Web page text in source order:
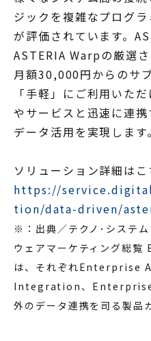
ジックを複雑なプログ
が評価されています。
ASTERIA Warpの厳選
月額30,000円からのサ
「手軽」にご利用いた
やサービスと迅速に連
データ活用を実現します。
ソリューション詳細は
https://
tion/data-driven/
※：出典／テクノ･システ
ウェアマーケティング総
は、それぞれEnterprise
Integration、Enterprise
外のデータ連携を司る製品